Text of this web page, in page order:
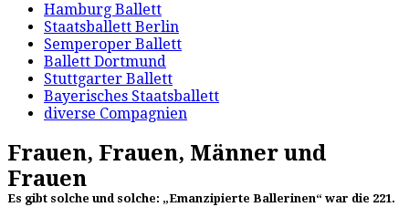
Hamburg Ballett
Staatsballett Berlin
Semperoper Ballett
Ballett Dortmund
Stuttgarter Ballett
Bayerisches Staatsballett
diverse Compagnien
Frauen, Frauen, Männer und
Frauen
Es gibt solche und solche: „Emanzipierte Ballerinen“ war die 221.